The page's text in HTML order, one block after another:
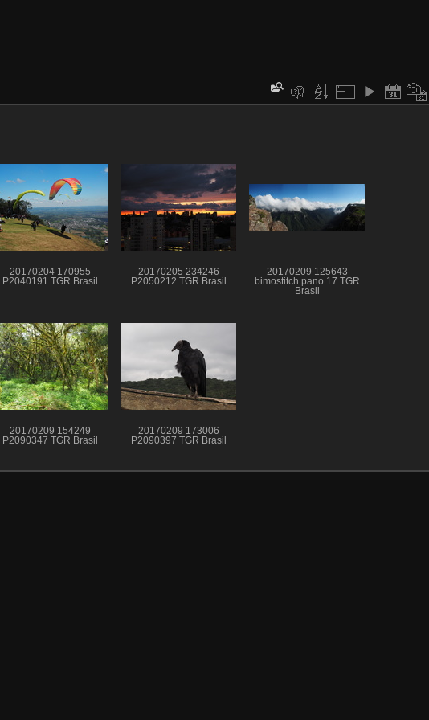
20170204 170955
P2040191 TGR Brasil
20170205 234246
P2050212 TGR Brasil
20170209 125643
bimostitch pano 17 TGR
Brasil
20170209 154249
P2090347 TGR Brasil
20170209 173006
P2090397 TGR Brasil